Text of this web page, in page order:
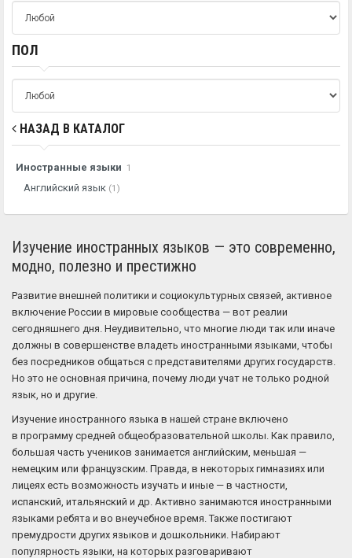
ПОЛ
НАЗАД В КАТАЛОГ
Иностранные языки 1
Английский язык (1)
Изучение иностранных языков — это современно,
модно, полезно и престижно
Развитие внешней политики и социокультурных связей, активное
включение России в мировые сообщества — вот реалии
сегодняшнего дня. Неудивительно, что многие люди так или иначе
должны в совершенстве владеть иностранными языками, чтобы
без посредников общаться с представителями других государств.
Но это не основная причина, почему люди учат не только родной
язык, но и другие.
Изучение иностранного языка в нашей стране включено
в программу средней общеобразовательной школы. Как правило,
большая часть учеников занимается английским, меньшая —
немецким или французским. Правда, в некоторых гимназиях или
лицеях есть возможность изучать и иные — в частности,
испанский, итальянский и др. Активно занимаются иностранными
языками ребята и во внеучебное время. Также постигают
премудрости других языков и дошкольники. Набирают
популярность языки, на которых разговаривают